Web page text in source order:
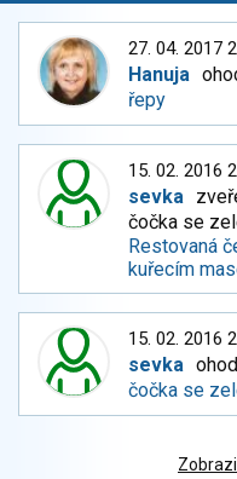
27. 04. 2017
Hanuja
řepy
15. 02. 2016
sevka
čočka se
Restovaná
kuřecím
15. 02. 2016
sevka
čočka se